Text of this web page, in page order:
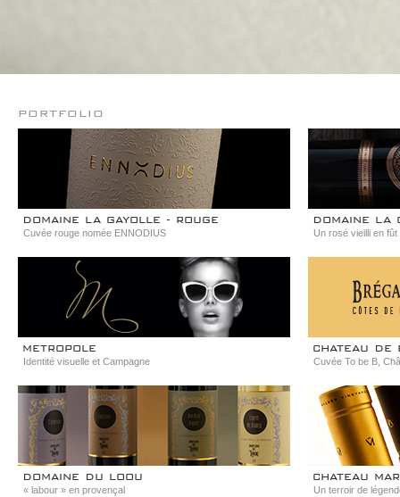
portfolio
domaine la gayolle - rouge
Cuvée rouge nomée ENNODIUS
domaine la
Un rosé vieilli en
metropole
Identité visuelle et Campagne
chateau de
Cuvée To be B,
domaine du loou
« labour » en provençal
chateau
Un terroir de